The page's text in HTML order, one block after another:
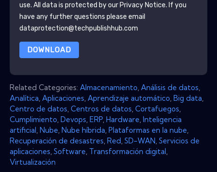
use. All data is protected by our Privacy Notice. If you
have any further questions please email
dataprotection@techpublishhub.com
DOWNLOAD
Related Categories: Almacenamiento Análisis de datos
Analítica Aplicaciones Aprendizaje automático Big data
Centro de datos Centros de datos Cortafuegos
Cumplimiento Devops ERP Hardware Inteligencia
artificial Nube Nube híbrida Plataformas en la nube
Recuperación de desastres Red SD-WAN Servicios de
aplicaciones Software Transformación digital
Virtualización